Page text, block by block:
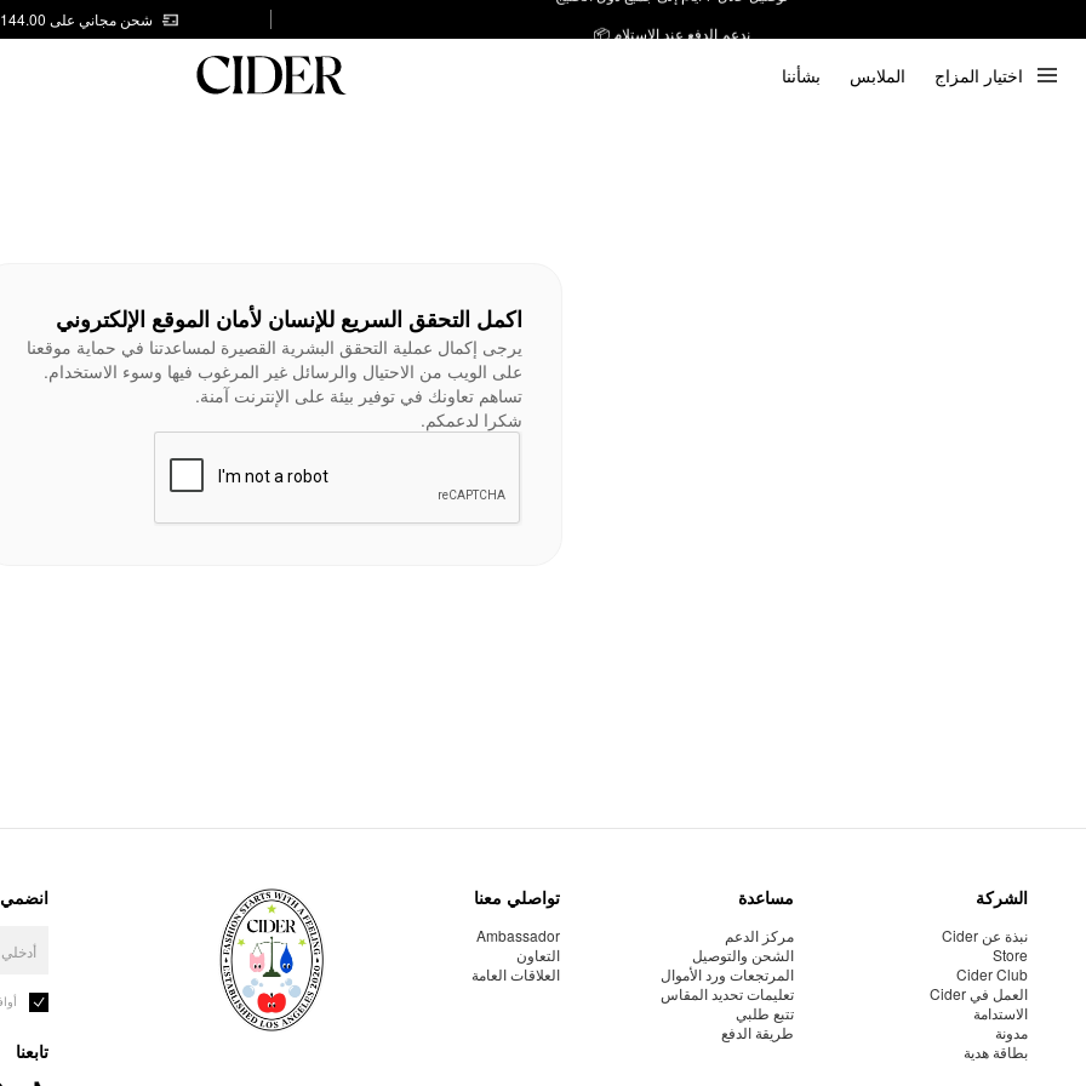
ندعم الدفع عند الاستلام 📦 شحن مجاني على AED 144.00
اختيار المزاج الملابس بشأننا
اكمل التحقق السريع للإنسان لأمان الموقع الإلكتروني
يرجى إكمال عملية التحقق البشرية القصيرة لمساعدتنا في حماية موقعنا
على الويب من الاحتيال والرسائل غير المرغوب فيها وسوء الاستخدام.
تساهم تعاونك في توفير بيئة على الإنترنت آمنة.
شكرا لدعمكم.
الشركة
نبذة عن Cider
Store
Cider Club
العمل في Cider
الاستدامة
مدونة
بطاقة هدية
مساعدة
مركز الدعم
الشحن والتوصيل
المرتجعات ورد الأموال
تعليمات تحديد المقاس
تتبع طلبي
طريقة الدفع
تواصلي معنا
Ambassador
التعاون
العلاقات العامة
انضمي
تابعنا